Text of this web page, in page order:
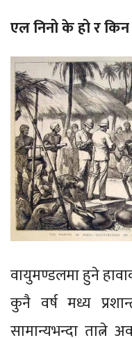
एल निनो के हो र
वायुमण्डलमा हुने
कुनै वर्ष मध्य
सामान्यभन्दा तात्ने